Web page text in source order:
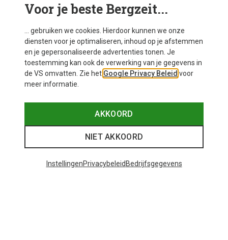
Voor je beste Bergzeit...
... gebruiken we cookies. Hierdoor kunnen we onze
diensten voor je optimaliseren, inhoud op je afstemmen
en je gepersonaliseerde advertenties tonen. Je
toestemming kan ook de verwerking van je gegevens in
de VS omvatten. Zie het Google Privacy Beleid voor
meer informatie.
AKKOORD
NIET AKKOORD
InstellingenPrivacybeleid Bedrijfsgegevens